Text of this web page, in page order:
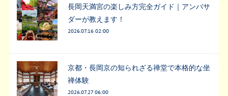
長岡天満宮の楽しみ方完全ガイド｜アンバサ
ダーが教えます！
2026.07.16 02:00
京都・長岡京の知られざる禅堂で本格的な坐
禅体験
2026.07.27 06:00